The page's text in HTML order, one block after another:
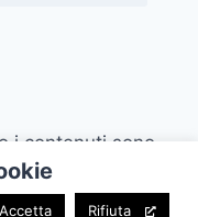
i contenuti sono
con
.
Accetta Rifiuta